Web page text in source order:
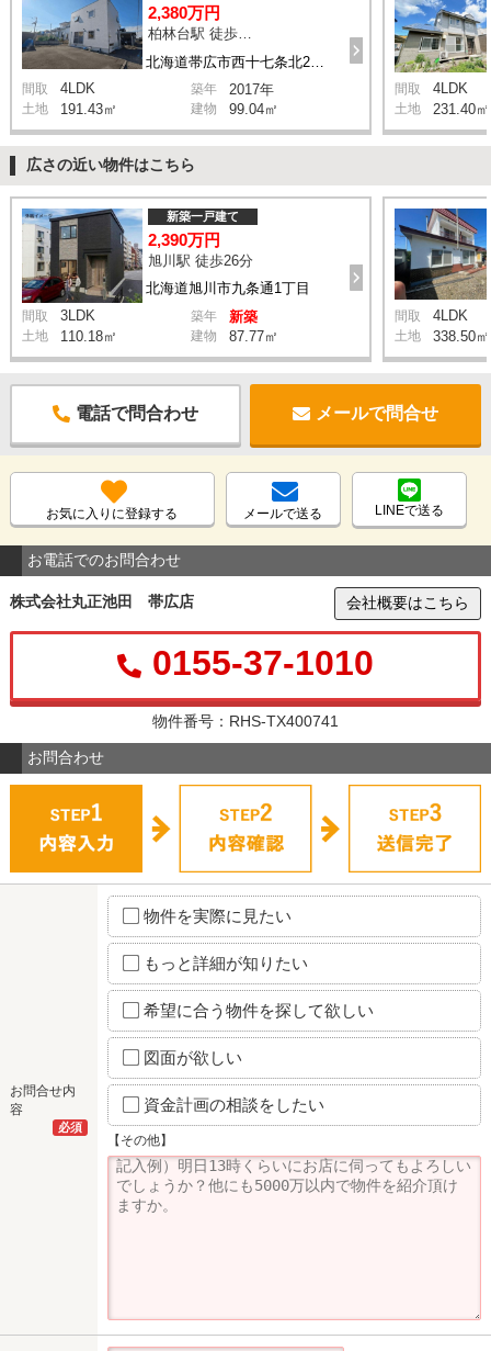
2,380万円
柏林台駅 徒歩13分
間取 4LDK 築年 2017年
土地 191.43㎡ 建物 99.04㎡
間取 4LDK
土地 231.40㎡
広さの近い物件はこちら
北海道旭川市九条通1丁目
新築一戸建て
2,390万円
旭川駅 徒歩26分
間取 3LDK 築年 新築
土地 110.18㎡ 建物 87.77㎡
間取 4LDK
土地 338.50㎡
電話で問合わせ メールで問合せ
お気に入りに登録する メールで送る LINEで送る
お電話でのお問合わせ
株式会社丸正池田 帯広店 会社概要はこちら
0155-37-1010
物件番号：RHS-TX400741
お問合わせ
お問合せ内
容
必須
物件を実際に見たい
もっと詳細が知りたい
希望に合う物件を探して欲しい
図面が欲しい
資金計画の相談をしたい
【その他】